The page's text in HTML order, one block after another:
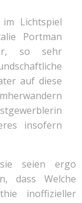
Lichtspiel
Portman
so sehr
auf diese
insofern
seien ergo
dass Welche
inoffizieller